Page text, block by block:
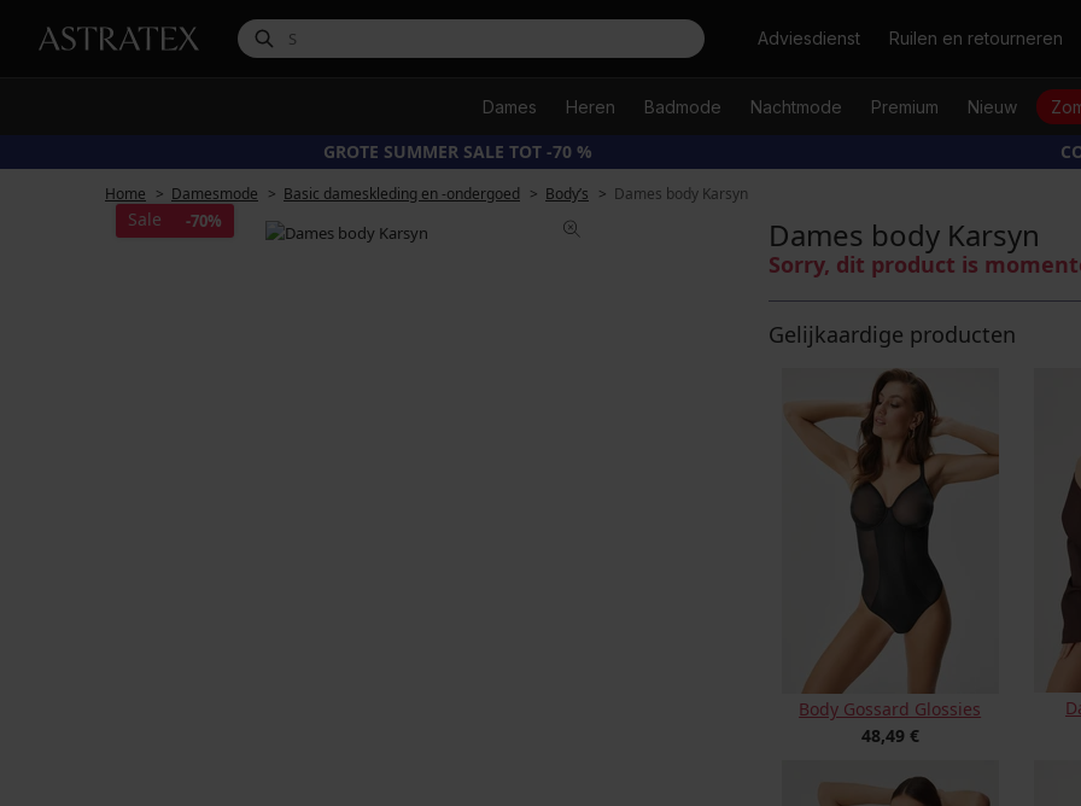
ZoekenAdviesdienst Ruilen en retourneren
Dames Heren Badmode Nachtmode Premium Nieuw
GROTE SUMMER SALE TOT -70 %
Home Damesmode Basic dameskleding en -ondergoed Body’s Dames body Karsyn
Sale -70% Dames body Karsyn
Sorry, dit product is
Gelijkaardige producten
Body Gossard Glossies
48,49 €